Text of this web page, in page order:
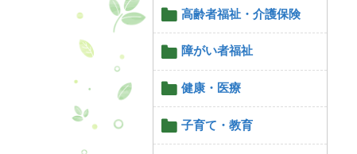
高齢者福祉・介護保険
障がい者福祉
健康・医療
子育て・教育